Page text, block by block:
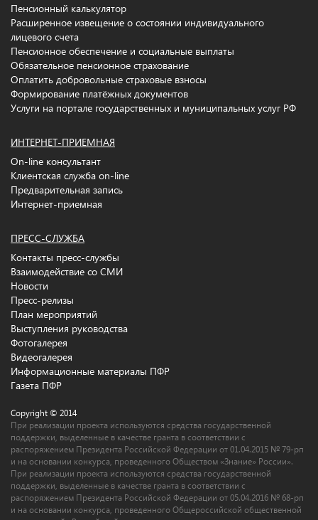
Пенсионный калькулятор
Расширенное извещение о состоянии индивидуального
лицевого счета
Пенсионное обеспечение и социальные выплаты
Обязательное пенсионное страхование
Оплатить добровольные страховые взносы
Формирование платёжных документов
Услуги на портале государственных и муниципальных услуг РФ
ИНТЕРНЕТ-ПРИЕМНАЯ
On-line консультант
Клиентская служба on-line
Предварительная запись
Интернет-приемная
ПРЕСС-СЛУЖБА
Контакты пресс-службы
Взаимодействие со СМИ
Новости
Пресс-релизы
План мероприятий
Выступления руководства
Фотогалерея
Видеогалерея
Информационные материалы ПФР
Газета ПФР
Copyright © 2014
При реализации проекта используются средства государственной
поддержки, выделенные в качестве гранта в соответствии c
распоряжением Президента Российской Федерации от 01.04.2015 № 79-рп
и на основании конкурса, проведенного Обществом «Знание» России».
При реализации проекта используются средства государственной
поддержки, выделенные в качестве гранта в соответствии c
распоряжением Президента Российской Федерации от 05.04.2016 № 68-рп
и на основании конкурса, проведенного Общероссийской общественной